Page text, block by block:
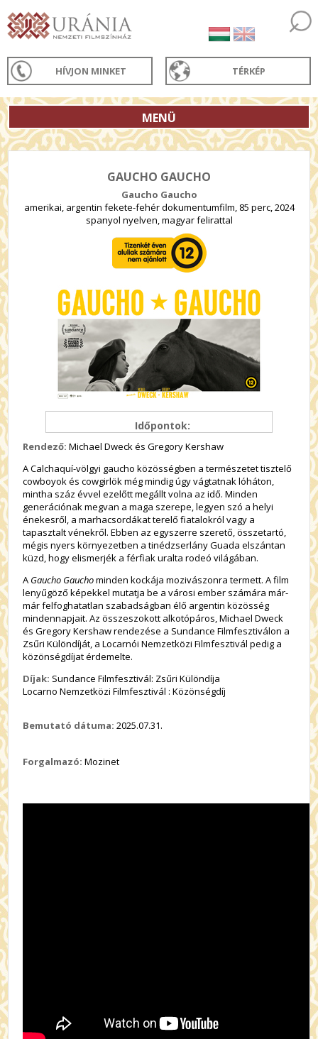
HÍVJON MINKET TÉRKÉP
MENÜ
GAUCHO GAUCHO
Gaucho Gaucho
amerikai, argentin fekete-fehér dokumentumfilm, 85 perc, 2024
spanyol nyelven, magyar felirattal
Időpontok:
Rendező: Michael Dweck és Gregory Kershaw
A Calchaquí-völgyi gaucho közösségben a természetet tisztelő
cowboyok és cowgirlök még mindig úgy vágtatnak lóháton,
mintha száz évvel ezelőtt megállt volna az idő. Minden
generációnak megvan a maga szerepe, legyen szó a helyi
énekesről, a marhacsordákat terelő fiatalokról vagy a
tapasztalt vénekről. Ebben az egyszerre szerető, összetartó,
mégis nyers környezetben a tinédzserlány Guada elszántan
küzd, hogy elismerjék a férfiak uralta rodeó világában.
A Gaucho Gauchominden kockája mozivászonra termett. A film
lenyűgöző képekkel mutatja be a városi ember számára már-
már felfoghatatlan szabadságban élő argentin közösség
mindennapjait. Az összeszokott alkotópáros, Michael Dweck
és Gregory Kershaw rendezése a Sundance Filmfesztiválon a
Zsűri Különdíját, a Locarnói Nemzetközi Filmfesztivál pedig a
közönségdíjat érdemelte.
Díjak: Sundance Filmfesztivál: Zsűri Különdíja
Locarno Nemzetközi Filmfesztivál : Közönségdíj
Bemutató dátuma: 2025.07.31.
Forgalmazó: Mozinet